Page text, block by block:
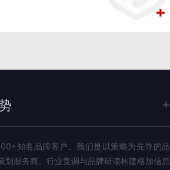
知名品牌客户。我们是以策略为先导的品
划服务商。行业竞调与品牌研读构建格加信息